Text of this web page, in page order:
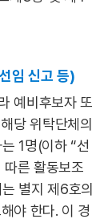
임 신고 등)
예비후보자 또
당 위탁단체의
1명(이하 “선
른 활동보조
별지 제6호의
야 한다. 이 경